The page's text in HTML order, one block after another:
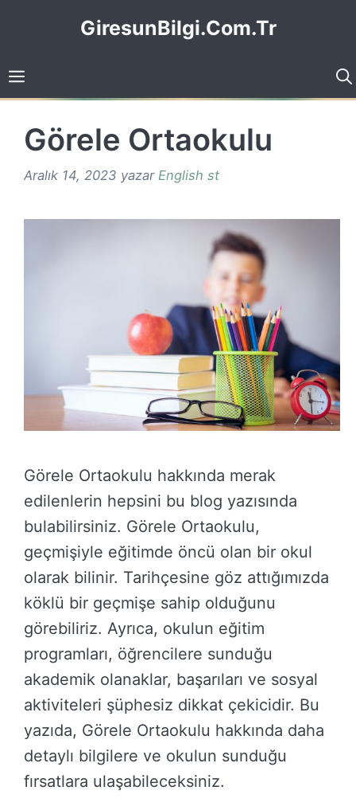
GiresunBilgi.Com.Tr
Görele Ortaokulu
Aralık 14, 2023 yazar English st
Görele Ortaokulu hakkında merak
edilenlerin hepsini bu blog yazısında
bulabilirsiniz. Görele Ortaokulu,
geçmişiyle eğitimde öncü olan bir okul
olarak bilinir. Tarihçesine göz attığımızda
köklü bir geçmişe sahip olduğunu
görebiliriz. Ayrıca, okulun eğitim
programları, öğrencilere sunduğu
akademik olanaklar, başarıları ve sosyal
aktiviteleri şüphesiz dikkat çekicidir. Bu
yazıda, Görele Ortaokulu hakkında daha
detaylı bilgilere ve okulun sunduğu
fırsatlara ulaşabileceksiniz.